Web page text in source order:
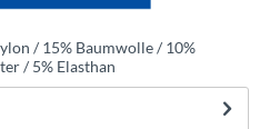
/ 15% Baumwolle / 10%
/ 5% Elasthan